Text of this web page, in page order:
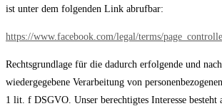
ist unter dem folgenden Link abrufbar:
https://www.facebook.com/legal/terms/
Rechtsgrundlage für die dadurch erfolgende und
wiedergegebene Verarbeitung von
1 lit. f DSGVO. Unser berechtigtes Interesse besteht